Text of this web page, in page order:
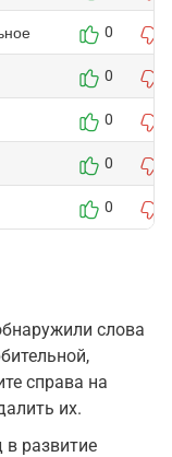
0
0
0
0
0
слова
справа на
их.
развитие